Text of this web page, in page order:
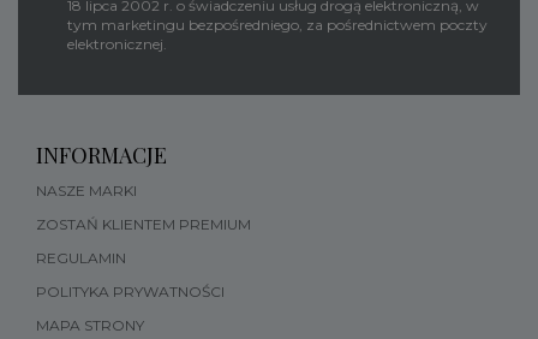
18 lipca 2002 r. o świadczeniu usług drogą elektroniczną, w
tym marketingu bezpośredniego, za pośrednictwem poczty
elektronicznej.
INFORMACJE
NASZE MARKI
ZOSTAŃ KLIENTEM PREMIUM
REGULAMIN
POLITYKA PRYWATNOŚCI
MAPA STRONY